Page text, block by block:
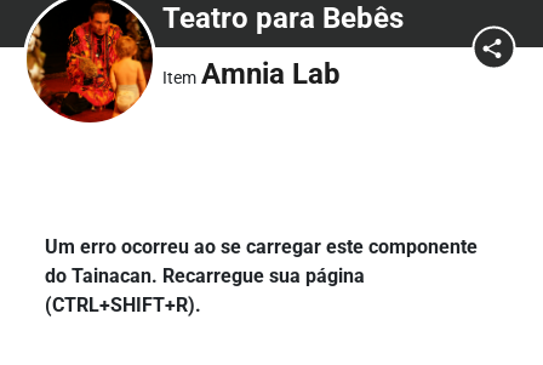
Teatro para Bebês
Item Amnia Lab
Um erro ocorreu ao se carregar este componente
do Tainacan. Recarregue sua página
(CTRL+SHIFT+R).